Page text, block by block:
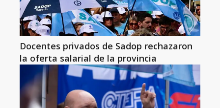
Docentes privados de Sadop rechazaron
la oferta salarial de la provincia